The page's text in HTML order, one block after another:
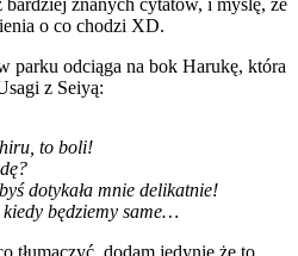
znanych cytatów, i myślę, że
o co chodzi XD.
parku odciąga na bok Harukę, która
z Seiyą:
to boli!
dotykała mnie delikatnie!
będziemy same…
tłumaczyć, dodam jedynie że to